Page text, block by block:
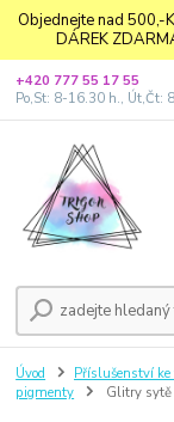
Objednejte nad 500,-
DÁREK
+420 777 55 17 55
Po,St: 8-16.30 h., Út,Čt:
Úvod Příslušenství ke
pigmenty
Glitry sytě